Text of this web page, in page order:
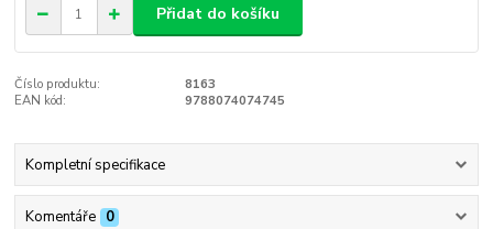
Přidat do košíku
Číslo produktu:
8163
EAN kód:
9788074074745
Kompletní specifikace
Komentáře 0